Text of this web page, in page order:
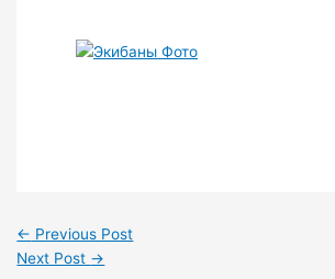
← Previous Post
Next Post →